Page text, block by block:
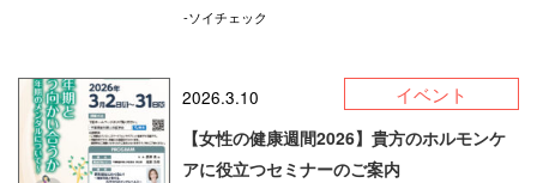
-ソイチェック
2026.3.10 イベント
【女性の健康週間2026】貴方のホルモンケ
アに役立つセミナーのご案内